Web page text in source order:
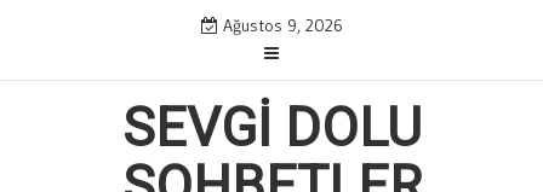
content
Ağustos 9, 2026
SEVGI DOLU